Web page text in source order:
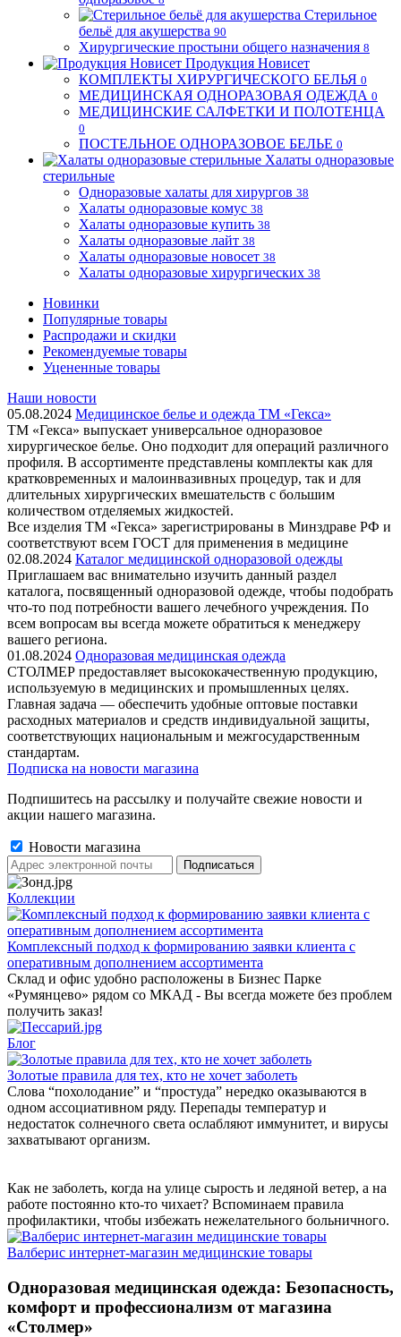
Стерильное
бельё для акушерства 90
Хирургические простыни общего назначения 8
Продукция Новисет
КОМПЛЕКТЫ ХИРУРГИЧЕСКОГО БЕЛЬЯ 0
МЕДИЦИНСКАЯ ОДНОРАЗОВАЯ ОДЕЖДА 0
МЕДИЦИНСКИЕ САЛФЕТКИ И ПОЛОТЕНЦА
0
ПОСТЕЛЬНОЕ ОДНОРАЗОВОЕ БЕЛЬЕ 0
Халаты одноразовые
стерильные
Одноразовые халаты для хирургов 38
Халаты одноразовые комус 38
Халаты одноразовые купить 38
Халаты одноразовые лайт 38
Халаты одноразовые новосет 38
Халаты одноразовые хирургических 38
Новинки
Популярные товары
Распродажи и скидки
Рекомендуемые товары
Уцененные товары
Наши новости
05.08.2024 Медицинское белье и одежда ТМ «Гекса»
ТМ «Гекса» выпускает универсальное одноразовое
хирургическое белье. Оно подходит для операций различного
профиля. В ассортименте представлены комплекты как для
кратковременных и малоинвазивных процедур, так и для
длительных хирургических вмешательств с большим
количеством отделяемых жидкостей.
Все изделия ТМ «Гекса» зарегистрированы в Минздраве РФ и
соответствуют всем ГОСТ для применения в медицине
02.08.2024 Каталог медицинской одноразовой одежды
Приглашаем вас внимательно изучить данный раздел
каталога, посвященный одноразовой одежде, чтобы подобрать
что-то под потребности вашего лечебного учреждения. По
всем вопросам вы всегда можете обратиться к менеджеру
вашего региона.
01.08.2024 Одноразовая медицинская одежда
СТОЛМЕР предоставляет высококачественную продукцию,
используемую в медицинских и промышленных целях.
Главная задача — обеспечить удобные оптовые поставки
расходных материалов и средств индивидуальной защиты,
соответствующих национальным и межгосударственным
стандартам.
Подписка на новости магазина
Подпишитесь на рассылку и получайте свежие новости и
акции нашего магазина.
Новости магазина
Коллекции
Комплексный подход к формированию заявки клиента с
оперативным дополнением ассортимента
Склад и офис удобно расположены в Бизнес Парке
«Румянцево» рядом со МКАД - Вы всегда можете без проблем
получить заказ!
Блог
Золотые правила для тех, кто не хочет заболеть
Слова “похолодание” и “простуда” нередко оказываются в
одном ассоциативном ряду. Перепады температур и
недостаток солнечного света ослабляют иммунитет, и вирусы
захватывают организм.
Как не заболеть, когда на улице сырость и ледяной ветер, а на
работе постоянно кто-то чихает? Вспоминаем правила
профилактики, чтобы избежать нежелательного больничного.
Валберис интернет-магазин медицинские товары
Одноразовая медицинская одежда: Безопасность,
комфорт и профессионализм от магазина
«Столмер»